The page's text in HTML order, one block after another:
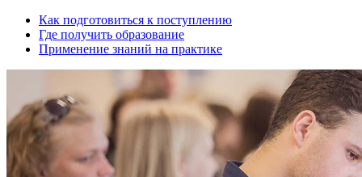
Как подготовиться к поступлению
Где получить образование
Применение знаний на практике